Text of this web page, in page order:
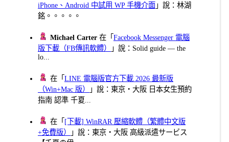
iPhone、Android 中試用 WP 手機介面 」說：林湖
銘。。。。。
Michael Carter 在「Facebook Messenger 電腦
版下載（FB傳訊軟體）
」說：Solid guide — the
lo...
在「LINE 電腦版官方下載 2026 最新版
（Win+Mac 版）
」說：東京・大阪 日本女生預約
指南 認準 千夏...
在「 [下載] WinRAR 壓縮軟體（繁體中文版
+免費版）
」說：東京・大阪 高級派遣サービス